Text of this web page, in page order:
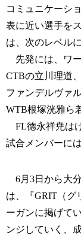
コミュニケーシ
表に近い選手を
は、次のレベル
先発には、ワー
CTBの立川理道
ファンデルヴァ
WTB根塚洸雅ら
FL德永祥尭は
試合メンバーに
6月3日から大
は、『GRIT（グ
ーガンに掲げて
ンジしていく、